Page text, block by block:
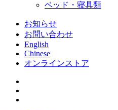
ベッド・寝具類
お知らせ
お問い合わせ
English
Chinese
オンラインストア